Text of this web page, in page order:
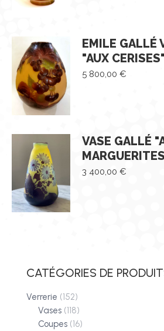
EMILE GALLÉ
"AUX CERISES"
5 800,00 €
VASE GALLÉ
3 400,00 €
CATÉGORIES DE
Verrerie (152)
Vases (118)
Coupes (16)